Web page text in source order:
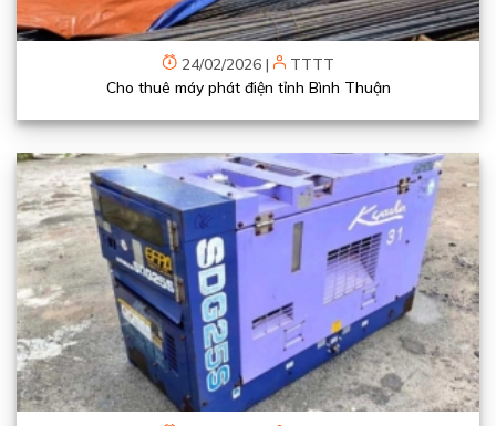
24/02/2026 |
TTTT
Cho thuê máy phát điện tỉnh Bình Thuận